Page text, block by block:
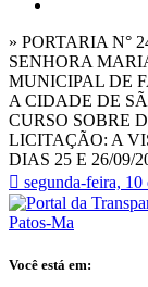
» PORTARIA N°
SENHORA
MUNICIPAL DE
A CIDADE DE
CURSO SOBRE
LICITAÇÃO: A
DIAS 25 E 26/09/
segunda-feira, 10
Você está em: